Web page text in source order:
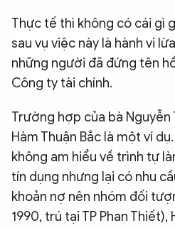
Thực tế thì không có cái gì
sau vụ việc này là hành vi
những người đã đứng tên
Công ty tài chính.
Trường hợp của bà Nguyễn
Hàm Thuận Bắc là một ví dụ.
không am hiểu về trình tự
tín dụng nhưng lại có nhu
khoản nợ nên nhóm đối
1990, trú tại TP Phan Thiết),